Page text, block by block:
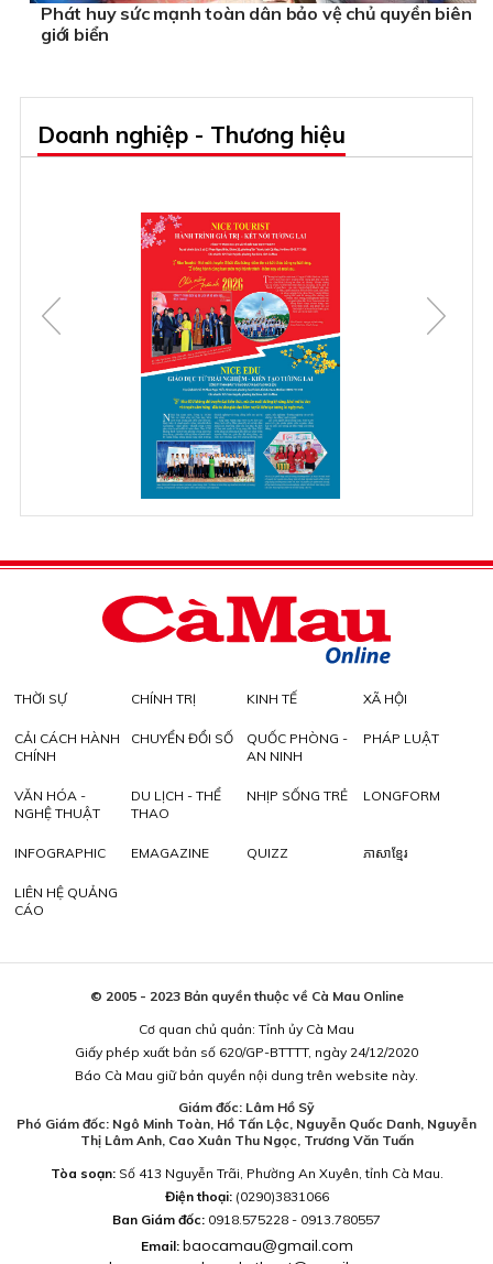
Phát huy sức mạnh toàn dân bảo vệ chủ quyền biên
giới biển
Doanh nghiệp - Thương hiệu
THỜI SỰ CHÍNH TRỊ KINH TẾ XÃ HỘI
CẢI CÁCH HÀNH
CHÍNH
CHUYỂN ĐỔI SỐ
QUỐC PHÒNG -
AN NINH
PHÁP LUẬT
VĂN HÓA -
NGHỆ THUẬT
DU LỊCH - THỂ
THAO
NHỊP SỐNG TRẺ LONGFORM
INFOGRAPHIC EMAGAZINE QUIZZ ភាសាខ្មែរ
LIÊN HỆ QUẢNG
CÁO
© 2005 - 2023 Bản quyền thuộc về Cà Mau Online
Cơ quan chủ quản: Tỉnh ủy Cà Mau
Giấy phép xuất bản số 620/GP-BTTTT, ngày 24/12/2020
Báo Cà Mau giữ bản quyền nội dung trên website này.
Giám đốc: Lâm Hồ Sỹ
Phó Giám đốc: Ngô Minh Toàn, Hồ Tấn Lộc, Nguyễn Quốc Danh, Nguyễn
Thị Lâm Anh, Cao Xuân Thu Ngọc, Trương Văn Tuấn
Tòa soạn:Số 413 Nguyễn Trãi, Phường An Xuyên, tỉnh Cà Mau.
Điện thoại: (0290)3831066
Ban Giám đốc: 0918.575228 - 0913.780557
Email: baocamau@gmail.com